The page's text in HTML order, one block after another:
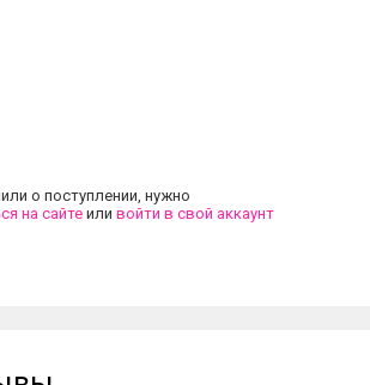
о поступлении, нужно
на сайте или войти в свой аккаунт